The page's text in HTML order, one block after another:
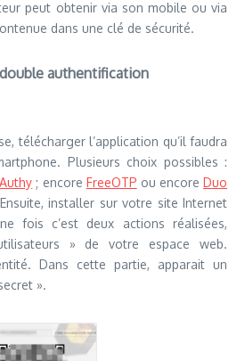
peut obtenir via son mobile ou via
dans une clé de sécurité.
authentification
télécharger l’application qu’il faudra
Plusieurs choix possibles :
Authy ; encore FreeOTP ou encoreDuo
installer sur votre site Internet
fois c’est deux actions réalisées,
» de votre espace web.
Dans cette partie, apparait un
».